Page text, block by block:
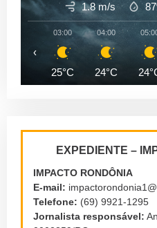
1.8 m/s
03:00
25°C
04:00
24°C
‹
EXPEDIENTE –
IMPACTO RONDÔNIA
E-mail:
Telefone: (69) 9921-1295
Jornalista responsável: